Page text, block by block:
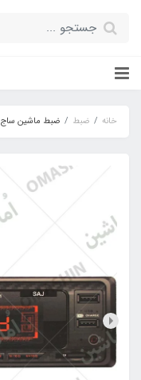
خانه ضبط ضبط ماشین ساج SA-131